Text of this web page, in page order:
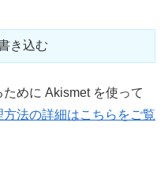
き込む
めに Akismet を使って
法の詳細はこちらをご覧